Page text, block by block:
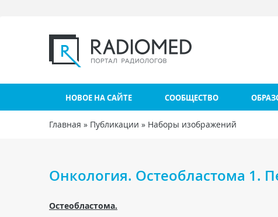
НОВОЕ НА САЙТЕ СООБЩЕСТВО
Вы здесь
Главная » Публикации » Наборы изображений
Онкология. Остеобластома 1.
Остеобластома.